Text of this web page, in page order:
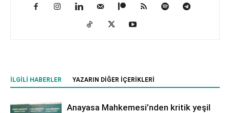
İLGILI HABERLER YAZARIN DIĞER İÇERIKLERI
Anayasa Mahkemesi’nden kritik yeşil